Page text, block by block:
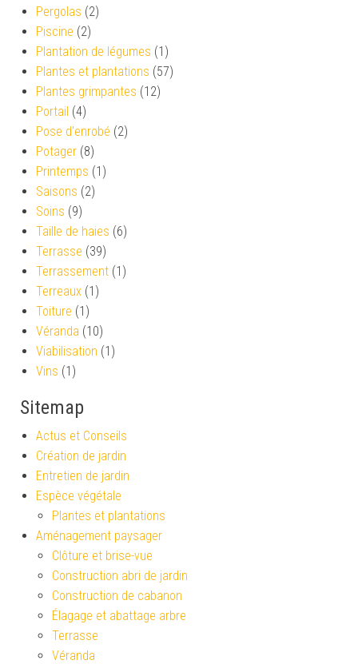
Pergolas (2)
Piscine (2)
Plantation de légumes (1)
Plantes et plantations (57)
Plantes grimpantes (12)
Portail (4)
Pose d'enrobé (2)
Potager (8)
Printemps (1)
Saisons (2)
Soins (9)
Taille de haies (6)
Terrasse (39)
Terrassement (1)
Terreaux (1)
Toiture (1)
Véranda (10)
Viabilisation (1)
Vins (1)
Sitemap
Actus et Conseils
Création de jardin
Entretien de jardin
Espèce végétale
Plantes et plantations
Aménagement paysager
Clôture et brise-vue
Construction abri de jardin
Construction de cabanon
Élagage et abattage arbre
Terrasse
Véranda